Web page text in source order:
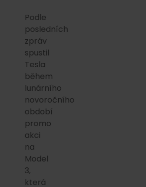
Podle
posledních
zpráv
spustil
Tesla
během
lunárního
novoročního
období
promo
akci
na
Model
3,
která